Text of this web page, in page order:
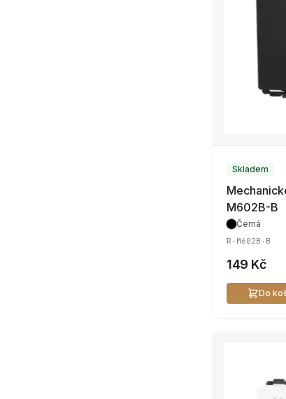
Skladem
M602B-B
Černá
R-M602B-B
149 Kč
Do